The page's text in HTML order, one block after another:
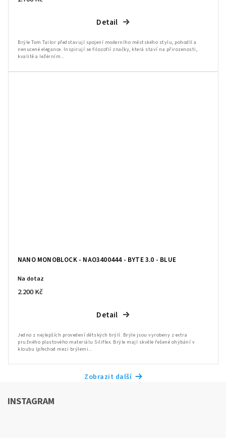
Detail
Brýle Tom Tailor představují spojení moderního městského stylu, pohodlí a
nenucené elegance. Inspirují se filozofií značky, která staví na přirozenosti,
kvalitě a ležérním...
NANO MONOBLOCK - NAO3400444 - BYTE 3.0 - BLUE
Na dotaz
2.200 Kč
Detail
Jedno z nejlepších provedení dětských brýlí. Brýle jsou vyrobeny z extra
pružného plastového materiálu Siliflex. Brýle mají skvěle řešené ohýbání v
kloubu (přechod mezi brýlemi...
Zobrazit další
INSTAGRAM